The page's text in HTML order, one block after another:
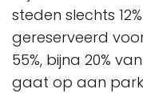
steden slechts
gereserveerd
55%, bijna 20%
gaat op aan